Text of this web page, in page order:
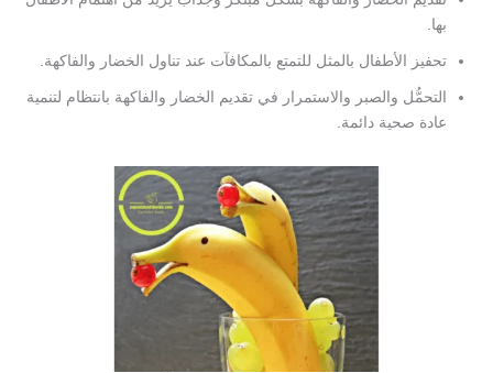
بها.
تحفيز الأطفال بالمثل للتمتع بالمكافآت عند تناول الخضار والفاكهة.
التحمُّل والصبر والاستمرار في تقديم الخضار والفاكهة بانتظام لتنمية
عادة صحية دائمة.